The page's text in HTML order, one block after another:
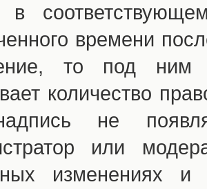
в
времени
то под ним
количество
не
или
изменениях